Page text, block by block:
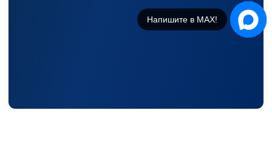
Напишите в МАХ!